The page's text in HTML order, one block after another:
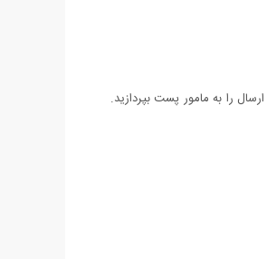
را به مامور پست بپردازید.